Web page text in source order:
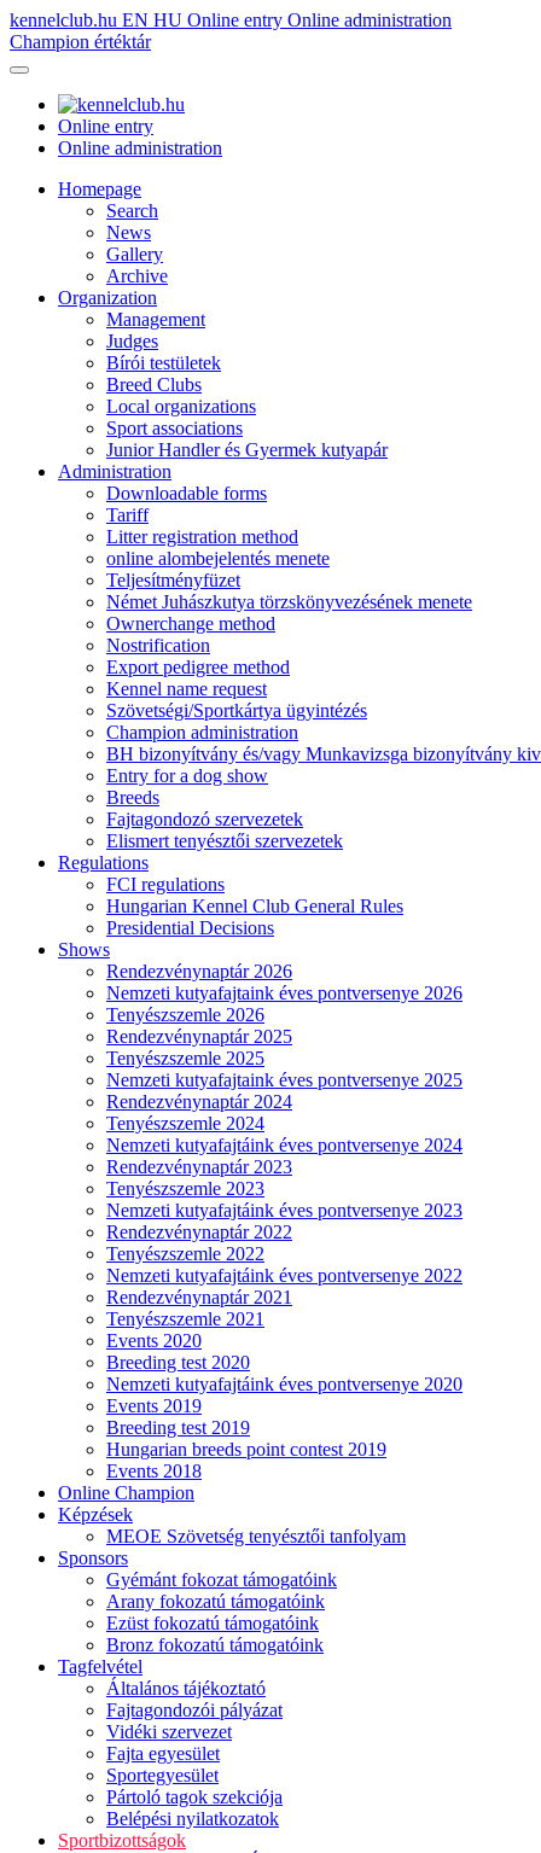
kennelclub.hu EN HU Online entry Online administration
Champion értéktár
Online entry
Online administration
Homepage
Search
News
Gallery
Archive
Organization
Management
Judges
Bírói testületek
Breed Clubs
Local organizations
Sport associations
Junior Handler és Gyermek kutyapár
Administration
Downloadable forms
Tariff
Litter registration method
online alombejelentés menete
Teljesítményfüzet
Német Juhászkutya törzskönyvezésének menete
Ownerchange method
Nostrification
Export pedigree method
Kennel name request
Szövetségi/Sportkártya ügyintézés
Champion administration
BH bizonyítvány és/vagy Munkavizsga bizonyítvány
Entry for a dog show
Breeds
Fajtagondozó szervezetek
Elismert tenyésztői szervezetek
Regulations
FCI regulations
Hungarian Kennel Club General Rules
Presidential Decisions
Shows
Rendezvénynaptár 2026
Nemzeti kutyafajtaink éves pontversenye 2026
Tenyészszemle 2026
Rendezvénynaptár 2025
Tenyészszemle 2025
Nemzeti kutyafajtaink éves pontversenye 2025
Rendezvénynaptár 2024
Tenyészszemle 2024
Nemzeti kutyafajtáink éves pontversenye 2024
Rendezvénynaptár 2023
Tenyészszemle 2023
Nemzeti kutyafajtáink éves pontversenye 2023
Rendezvénynaptár 2022
Tenyészszemle 2022
Nemzeti kutyafajtáink éves pontversenye 2022
Rendezvénynaptár 2021
Tenyészszemle 2021
Events 2020
Breeding test 2020
Nemzeti kutyafajtáink éves pontversenye 2020
Events 2019
Breeding test 2019
Hungarian breeds point contest 2019
Events 2018
Online Champion
Képzések
MEOE Szövetség tenyésztői tanfolyam
Sponsors
Gyémánt fokozat támogatóink
Arany fokozatú támogatóink
Ezüst fokozatú támogatóink
Bronz fokozatú támogatóink
Tagfelvétel
Általános tájékoztató
Fajtagondozói pályázat
Vidéki szervezet
Fajta egyesület
Sportegyesület
Pártoló tagok szekciója
Belépési nyilatkozatok
Sportbizottságok